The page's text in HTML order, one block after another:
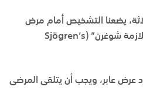
يضعنا التشخيص أمام مرض
شوغرن
” (Sjögren’s
عرض عابر، ويجب أن يتلقى المرضى